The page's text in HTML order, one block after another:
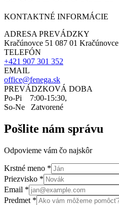
KONTAKTNÉ INFORMÁCIE
ADRESA PREVÁDZKY
Kračúnovce 51 087 01 Kračúnovce
TELEFÓN
+421 907 301 352
EMAIL
office@fenega.sk
PREVÁDZKOVÁ DOBA
Po-Pi 7:00-15:30,
So-Ne Zatvorené
Pošlite nám správu
Odpovieme vám čo najskôr
Krstné meno *
Priezvisko *
Email *
Predmet *